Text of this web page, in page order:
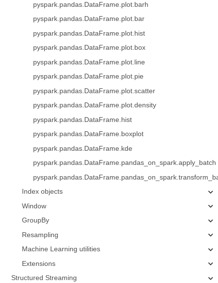
pyspark.pandas.DataFrame.plot.barh
pyspark.pandas.DataFrame.plot.bar
pyspark.pandas.DataFrame.plot.hist
pyspark.pandas.DataFrame.plot.box
pyspark.pandas.DataFrame.plot.line
pyspark.pandas.DataFrame.plot.pie
pyspark.pandas.DataFrame.plot.scatter
pyspark.pandas.DataFrame.plot.density
pyspark.pandas.DataFrame.hist
pyspark.pandas.DataFrame.boxplot
pyspark.pandas.DataFrame.kde
pyspark.pandas.DataFrame.pandas_on_spark.apply_batch
Index objects
Window
GroupBy
Resampling
Machine Learning utilities
Extensions
Structured Streaming